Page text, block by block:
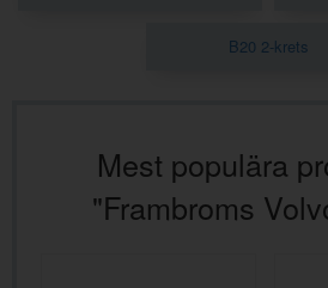
B20 2-krets
Mest populära
"Frambroms